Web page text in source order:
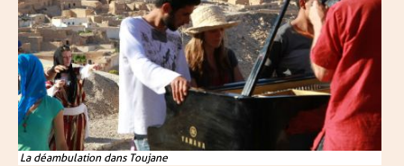
La déambulation dans Toujane